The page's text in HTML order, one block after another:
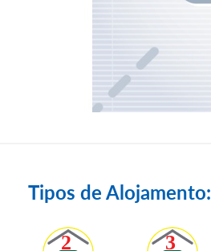
Tipos de Alojamento: